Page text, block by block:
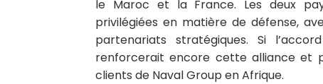
le Maroc et la France. Les deux
privilégiées en matière de défense,
partenariats stratégiques. Si
renforcerait encore cette alliance et
clients de Naval Group en Afrique.